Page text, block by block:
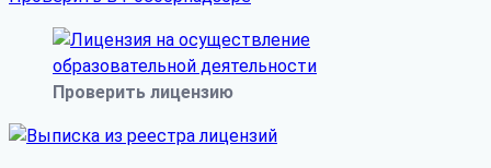
Проверить лицензию